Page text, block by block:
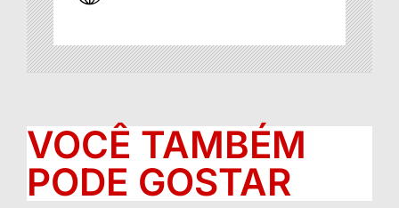
VOCÊ TAMBÉM
PODE GOSTAR